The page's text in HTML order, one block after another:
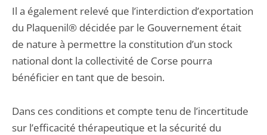
Il a également relevé que l’interdiction d’exportation
du Plaquenil® décidée par le Gouvernement était
de nature à permettre la constitution d’un stock
national dont la collectivité de Corse pourra
bénéficier en tant que de besoin.
Dans ces conditions et compte tenu de l’incertitude
sur l’efficacité thérapeutique et la sécurité du